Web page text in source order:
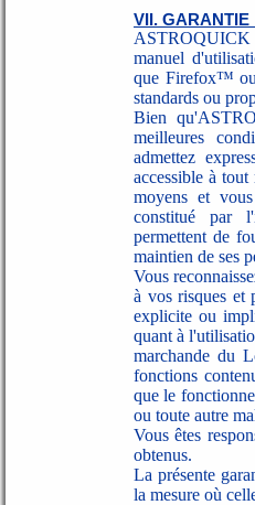
VII. GARANTIE
ASTROQUICK
manuel
que Firefox™ ou
standards ou
Bien
meilleures
admettez
accessible à
moyens et
constitué par
permettent de
maintien de ses
Vous
à vos risques et
explicite ou
quant à
marchande du
fonctions
que le
ou toute autre
Vous êtes
obtenus.
La présente
la mesure où